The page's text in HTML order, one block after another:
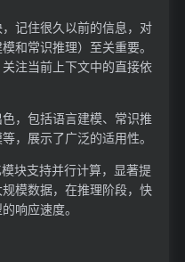
记住很久以前的信息，对
和常识推理）至关重要。
注当前上下文中的直接依
，包括语言建模、常识推
，展示了广泛的适用性。
块支持并行计算，显著提
模数据，在推理阶段，快
响应速度。